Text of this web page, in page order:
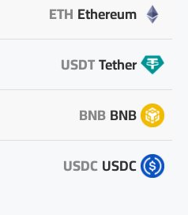
Ethereum
ETH
Tether
USDT
BNB
BNB
USDC
USDC